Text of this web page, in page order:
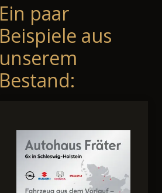
Ein paar
Beispiele aus
unserem
Bestand: